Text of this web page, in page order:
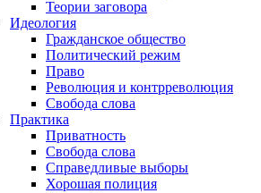
Теории заговора
Идеология
Гражданское общество
Политический режим
Право
Революция и контрреволюция
Свобода слова
Практика
Приватность
Свобода слова
Справедливые выборы
Хорошая полиция